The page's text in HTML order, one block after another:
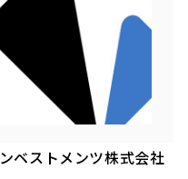
ベストメンツ株式会社